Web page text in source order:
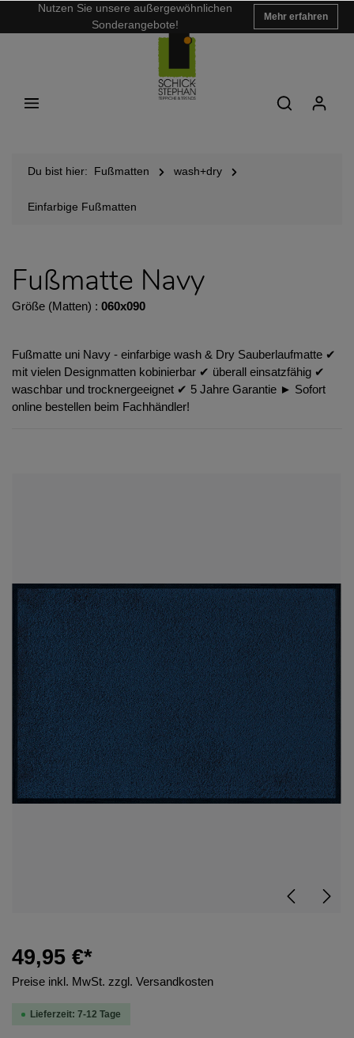
Nutzen Sie unsere außergewöhnlichen
Sonderangebote!
Mehr erfahren
Du bist hier: Fußmatten wash+dry
Einfarbige Fußmatten
Fußmatte Navy
Größe (Matten) : 060x090
Fußmatte uni Navy - einfarbige wash & Dry Sauberlaufmatte ✔︎
mit vielen Designmatten kobinierbar ✔︎ überall einsatzfähig ✔︎
waschbar und trocknergeeignet ✔︎ 5 Jahre Garantie ► Sofort
online bestellen beim Fachhändler!
49,95 €*
Preise inkl. MwSt. zzgl. Versandkosten
Lieferzeit: 7-12 Tage